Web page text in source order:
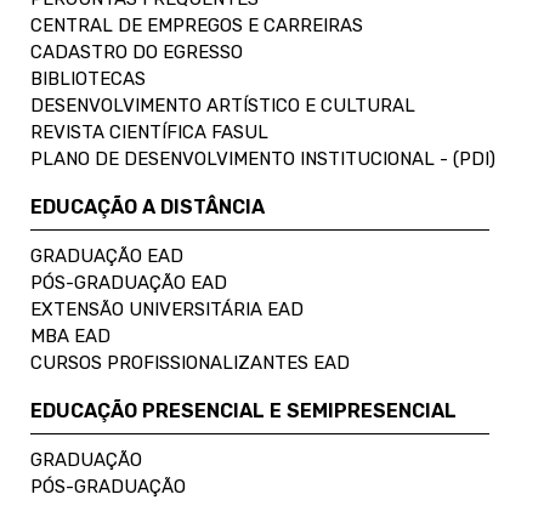
CENTRAL DE EMPREGOS E CARREIRAS
CADASTRO DO EGRESSO
BIBLIOTECAS
DESENVOLVIMENTO ARTÍSTICO E CULTURAL
REVISTA CIENTÍFICA FASUL
PLANO DE DESENVOLVIMENTO INSTITUCIONAL - (PDI)
EDUCAÇÃO A DISTÂNCIA
GRADUAÇÃO EAD
PÓS-GRADUAÇÃO EAD
EXTENSÃO UNIVERSITÁRIA EAD
MBA EAD
CURSOS PROFISSIONALIZANTES EAD
EDUCAÇÃO PRESENCIAL E SEMIPRESENCIAL
GRADUAÇÃO
PÓS-GRADUAÇÃO